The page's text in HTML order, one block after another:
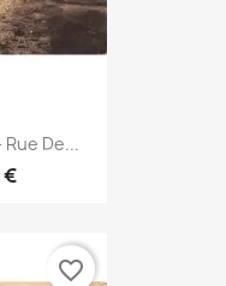
Rue De...
favorite_border